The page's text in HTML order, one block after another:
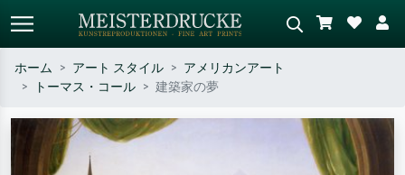
作家名・作品名・スタイルで検索
– 例：モネ、星月夜、印象派、北
斎の波、ヌード。
シーンを説明してください – 例：
緑の草原、赤の多い抽象画、暗い
油絵、木のそばの立ち姿のヌー
ホーム アート スタイル
アメリカンアート
トーマス・コール
建築家の夢